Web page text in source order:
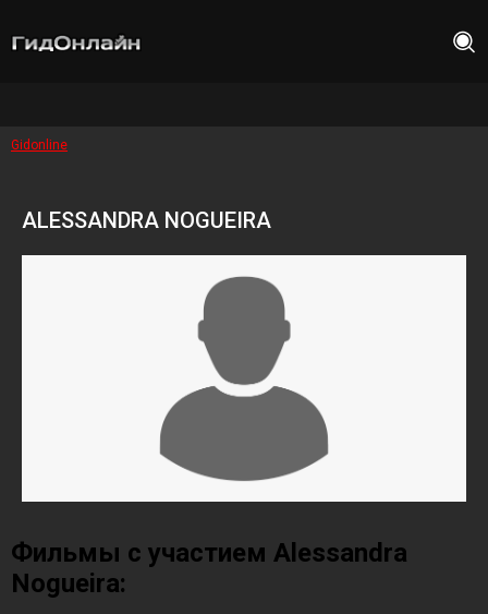
Gidonline
ALESSANDRA NOGUEIRA
Фильмы с участием Alessandra
Nogueira: